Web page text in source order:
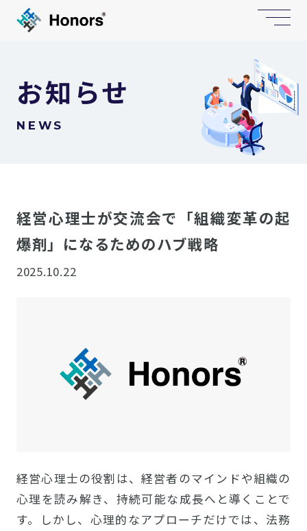
お知らせ
NEWS
経営心理士が交流会で「組織変革の起
爆剤」になるためのハブ戦略
2025.10.22
経営心理士の役割は、経営者のマインドや組織の
心理を読み解き、持続可能な成長へと導くことで
す。しかし、心理的なアプローチだけでは、法務